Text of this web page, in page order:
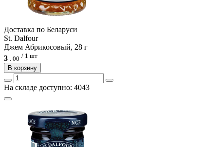
Доcтавка по Беларуси
St. Dalfour
Джем Абрикосовый, 28 г
3
00 / 1 шт
В корзину
На складе доступно: 4043